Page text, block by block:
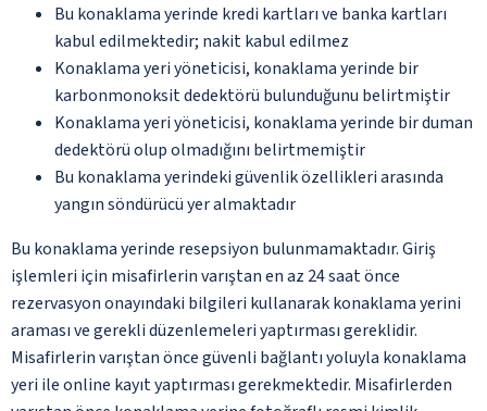
Bu konaklama yerinde kredi kartları ve banka kartları
kabul edilmektedir; nakit kabul edilmez
Konaklama yeri yöneticisi, konaklama yerinde bir
karbonmonoksit dedektörü bulunduğunu belirtmiştir
Konaklama yeri yöneticisi, konaklama yerinde bir duman
dedektörü olup olmadığını belirtmemiştir
Bu konaklama yerindeki güvenlik özellikleri arasında
yangın söndürücü yer almaktadır
Bu konaklama yerinde resepsiyon bulunmamaktadır. Giriş
işlemleri için misafirlerin varıştan en az 24 saat önce
rezervasyon onayındaki bilgileri kullanarak konaklama yerini
araması ve gerekli düzenlemeleri yaptırması gereklidir.
Misafirlerin varıştan önce güvenli bağlantı yoluyla konaklama
yeri ile online kayıt yaptırması gerekmektedir. Misafirlerden